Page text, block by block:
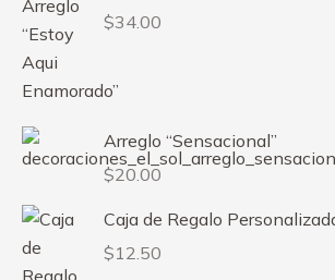
$34.00
Arreglo “Sensacional”
$20.00
Caja de Regalo
$12.50